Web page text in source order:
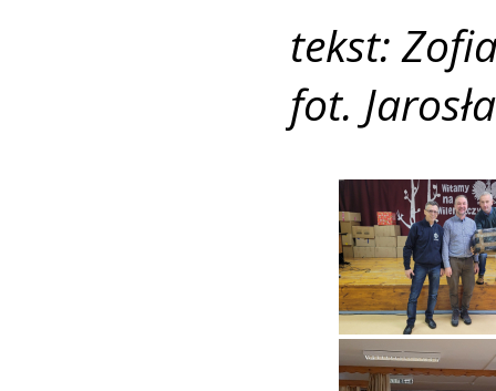
tekst:
fot.